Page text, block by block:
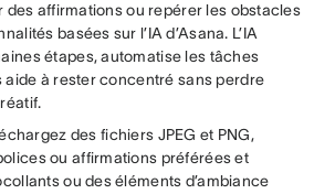
des affirmations ou repérer les obstacles
basées sur l’IA d’Asana. L’IA
étapes, automatise les tâches
aide à rester concentré sans perdre
des fichiers JPEG et PNG,
ou affirmations préférées et
ou des éléments d’ambiance